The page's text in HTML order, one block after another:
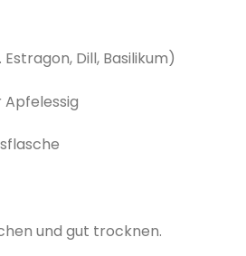
Dill, Basilikum)
Apfelessig
und gut trocknen.